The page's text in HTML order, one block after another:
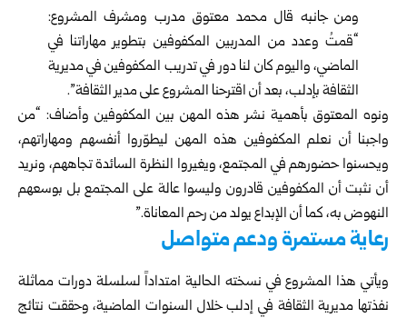
ومن جانبه قال محمد معتوق مدرب ومشرف المشروع:
“قمتُ وعدد من المدربين المكفوفين بتطوير مهاراتنا في
الماضي، واليوم كان لنا دور في تدريب المكفوفين في مديرية
الثقافة بإدلب، بعد أن اقترحنا المشروع على مدير الثقافة”.
ونوه المعتوق بأهمية نشر هذه المهن بين المكفوفين وأضاف: “من
واجبنا أن نعلم المكفوفين هذه المهن ليطوّروا أنفسهم ومهاراتهم،
ويحسنوا حضورهم في المجتمع، ويغيروا النظرة السائدة تجاههم، ونريد
أن نثبت أن المكفوفين قادرون وليسوا عالة على المجتمع بل بوسعهم
النهوض به، كما أن الإبداع يولد من رحم المعاناة.”
رعاية مستمرة ودعم متواصل
ويأتي هذا المشروع في نسخته الحالية امتداداً لسلسلة دورات مماثلة
نفذتها مديرية الثقافة في إدلب خلال السنوات الماضية، وحققت نتائج